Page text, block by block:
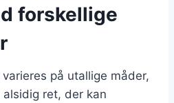
forskellige
på utallige måder,
ret, der kan